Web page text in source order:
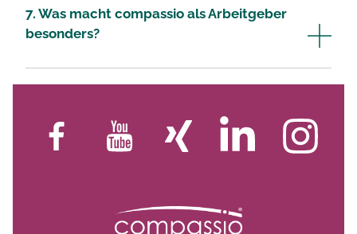
7. Was macht compassio als Arbeitgeber
besonders?